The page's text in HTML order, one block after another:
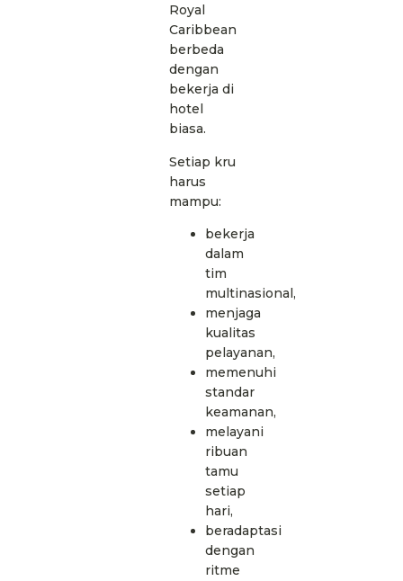
Royal
Caribbean
berbeda
dengan
bekerja di
hotel
biasa.
Setiap kru
harus
mampu:
bekerja
dalam
tim
multinasional,
menjaga
kualitas
pelayanan,
memenuhi
standar
keamanan,
melayani
ribuan
tamu
setiap
hari,
beradaptasi
dengan
ritme